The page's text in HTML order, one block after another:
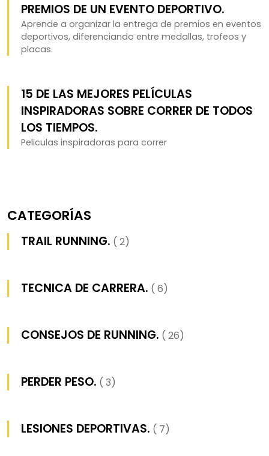
PREMIOS DE UN EVENTO DEPORTIVO.
Aprende a organizar la entrega de premios en eventos
deportivos, diferenciando entre medallas, trofeos y
placas.
15 DE LAS MEJORES PELÍCULAS
INSPIRADORAS SOBRE CORRER DE TODOS
LOS TIEMPOS.
Peliculas inspiradoras para correr
CATEGORÍAS
TRAIL RUNNING. ( 2)
TECNICA DE CARRERA. ( 6)
CONSEJOS DE RUNNING. ( 26)
PERDER PESO. ( 3)
LESIONES DEPORTIVAS. ( 7)